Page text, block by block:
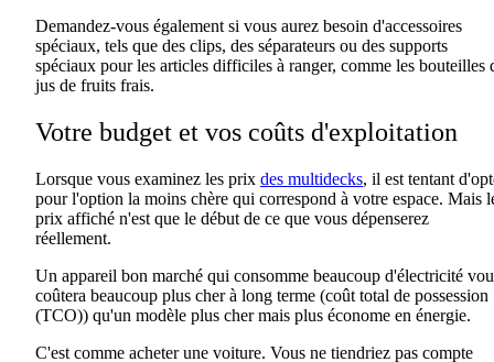
Demandez-vous également si vous aurez besoin d'accessoires
spéciaux, tels que des clips, des séparateurs ou des supports
spéciaux pour les articles difficiles à ranger, comme les bouteilles
jus de fruits frais.
Votre budget et vos coûts d'exploitation
Lorsque vous examinez les prix des multidecks, il est tentant
pour l'option la moins chère qui correspond à votre espace. Mais
prix affiché n'est que le début de ce que vous dépenserez
réellement.
Un appareil bon marché qui consomme beaucoup d'électricité
coûtera beaucoup plus cher à long terme (coût total de possession
(TCO)) qu'un modèle plus cher mais plus économe en énergie.
C'est comme acheter une voiture. Vous ne tiendriez pas compte